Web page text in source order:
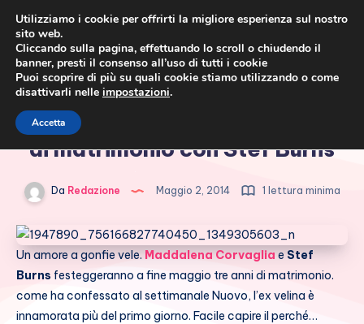
Maddalena Corvaglia, tre anni
di matrimonio con Stef Burns
Da Redazione Maggio 2, 2014 1 lettura minima
Un amore a gonfie vele. Maddalena Corvaglia e Stef
Burns festeggeranno a fine maggio tre anni di matrimonio.
come ha confessato al settimanale Nuovo, l’ex velina è
innamorata più del primo giorno. Facile capire il perché…
Utilizziamo i cookie per offrirti la migliore esperienza sul nostro
sito web.
Cliccando sulla pagina, effettuando lo scroll o chiudendo il
banner, presti il consenso all’uso di tutti i cookie
Puoi scoprire di più su quali cookie stiamo utilizzando o come
disattivarli nelle impostazioni.
Accetta